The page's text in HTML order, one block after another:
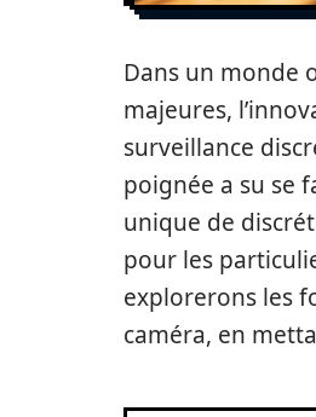
Dans un monde
majeures,
surveillance
poignée a su se
unique de
pour les
explorerons les
caméra, en